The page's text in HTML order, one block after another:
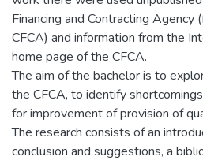
Financing and Contracting
CFCA) and information from the
home page of the CFCA.
The aim of the bachelor is to
the CFCA, to identify
for improvement of provision of
The research consists of an
conclusion and suggestions, a